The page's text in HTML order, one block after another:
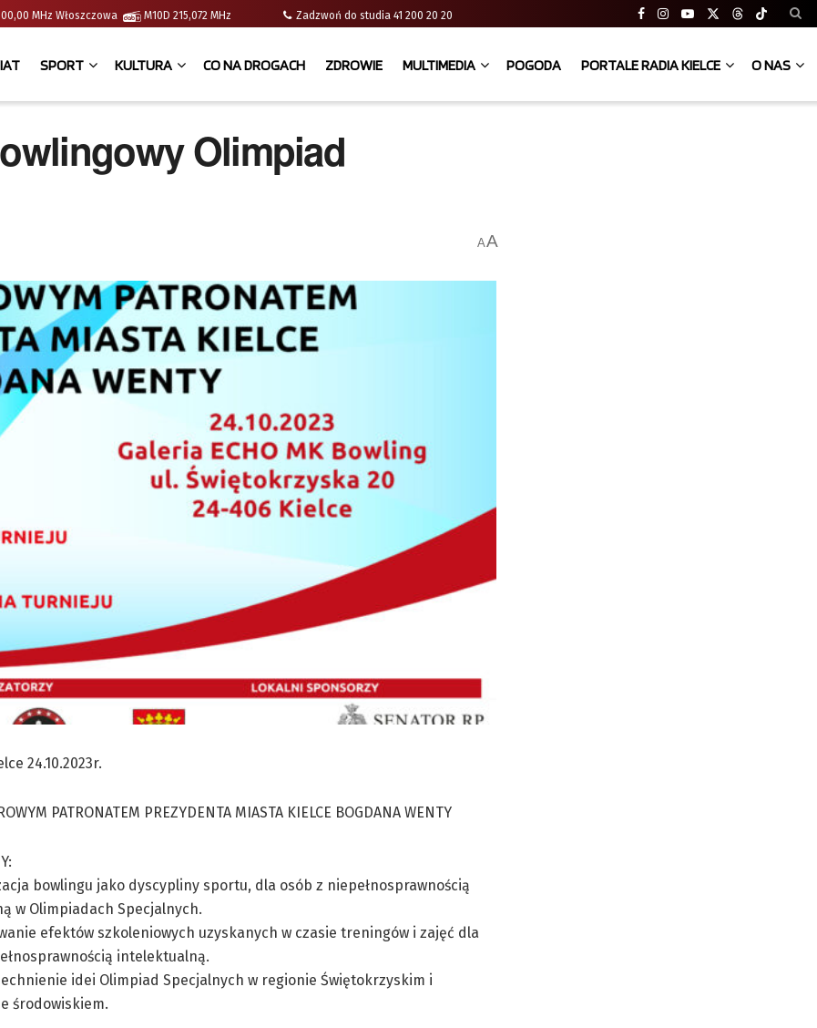
MHz Włoszczowa M10D 215,072 MHz Zadzwoń do studia 41 200 20 20
SPORT KULTURA CO NA DROGACH ZDROWIE MULTIMEDIA POGODA PORTALE RADIA KIELCE O NAS
Olimpiad
AA
24.10.2023r.
PATRONATEM PREZYDENTA MIASTA KIELCE BOGDANA WENTY
bowlingu jako dyscypliny sportu, dla osób z niepełnosprawnością
w Olimpiadach Specjalnych.
efektów szkoleniowych uzyskanych w czasie treningów i zajęć dla
intelektualną.
idei Olimpiad Specjalnych w regionie Świętokrzyskim i
środowiskiem.